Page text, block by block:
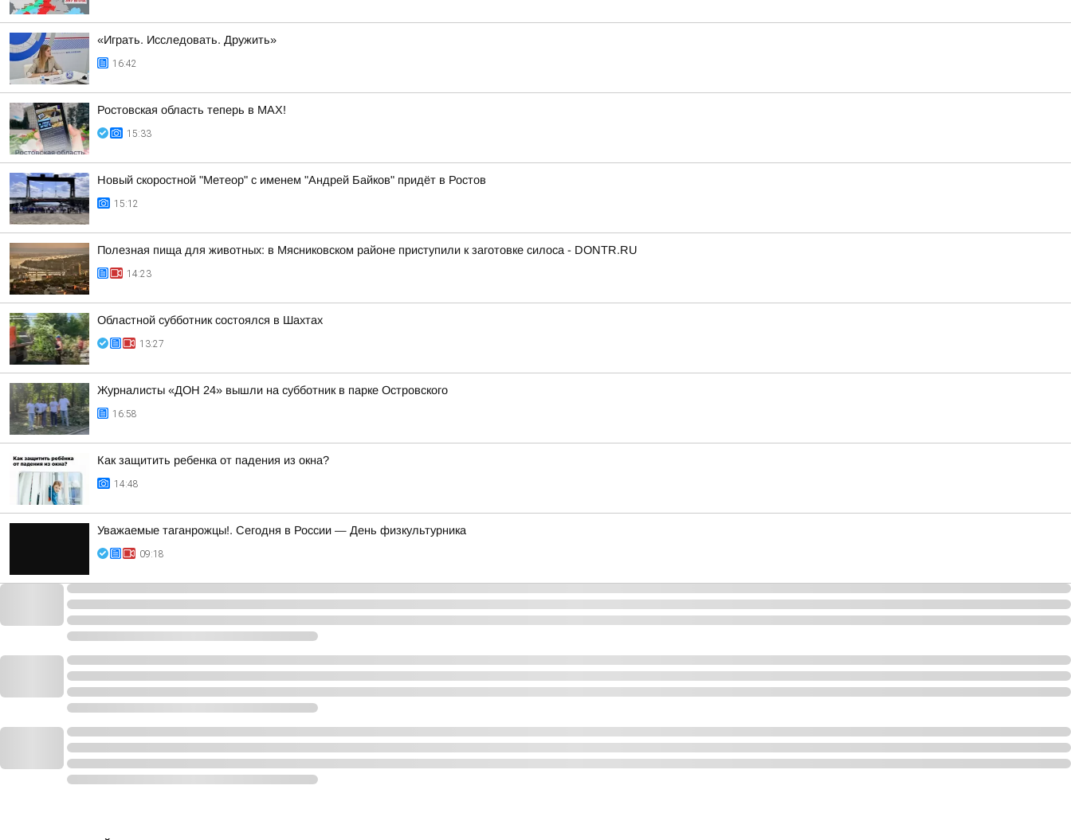
«Играть. Исследовать. Дружить»
16:42
Ростовская область теперь в МАХ!
15:33
Новый скоростной "Метеор" с именем "Андрей Байков" придёт в Ростов
15:12
Полезная пища для животных: в Мясниковском районе приступили к заготовке силоса - DONTR.RU
14:23
Областной субботник состоялся в Шахтах
13:27
Журналисты «ДОН 24» вышли на субботник в парке Островского
16:58
Как защитить ребенка от падения из окна?
14:48
Уважаемые таганрожцы!. Сегодня в России — День физкультурника
09:18